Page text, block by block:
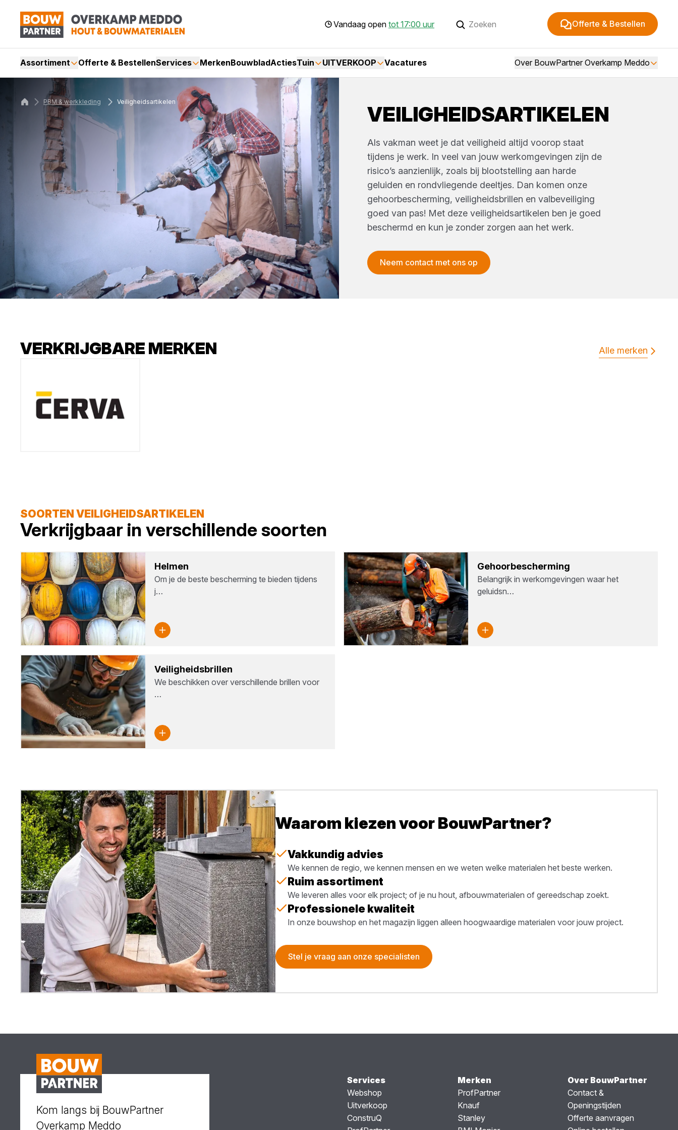
Vandaag open tot 17:00 uur Offerte & Bestellen
Assortiment Offerte & BestellenServices MerkenBouwbladActiesTuin UITVERKOOP Vacatures Over BouwPartner Overkamp Meddo
VEILIGHEIDSARTIKELEN
Als vakman weet je dat veiligheid altijd voorop staat
tijdens je werk. In veel van jouw werkomgevingen zijn de
risico’s aanzienlijk, zoals bij blootstelling aan harde
geluiden en rondvliegende deeltjes. Dan komen onze
gehoorbescherming, veiligheidsbrillen en valbeveiliging
goed van pas! Met deze veiligheidsartikelen ben je goed
beschermd en kun je zonder zorgen aan het werk.
Neem contact met ons op
PBM & werkkleding Veiligheidsartikelen
VERKRIJGBARE MERKEN Alle merken
SOORTEN VEILIGHEIDSARTIKELEN
Verkrijgbaar in verschillende soorten
Hel­men
Om je de beste bescherming te bieden tijdens
j…
Gehoor­be­scher­ming
Belangrijk in werkomgevingen waar het
geluidsn…
Vei­lig­heids­bril­len
We beschikken over verschillende brillen voor
…
Waarom kiezen voor BouwPartner?
Vakkundig advies
We kennen de regio, we kennen mensen en we weten welke materialen het beste werken.
Ruim assortiment
We leveren alles voor elk project; of je nu hout, afbouwmaterialen of gereedschap zoekt.
Professionele kwaliteit
In onze bouwshop en het magazijn liggen alleen hoogwaardige materialen voor jouw project.
Stel je vraag aan onze specialisten
Kom langs bij BouwPartner
Overkamp Meddo
Services
Webshop
Uitverkoop
ConstruQ
Merken
ProfPartner
Knauf
Stanley
Over BouwPartner
Contact &
Openingstijden
Offerte aanvragen